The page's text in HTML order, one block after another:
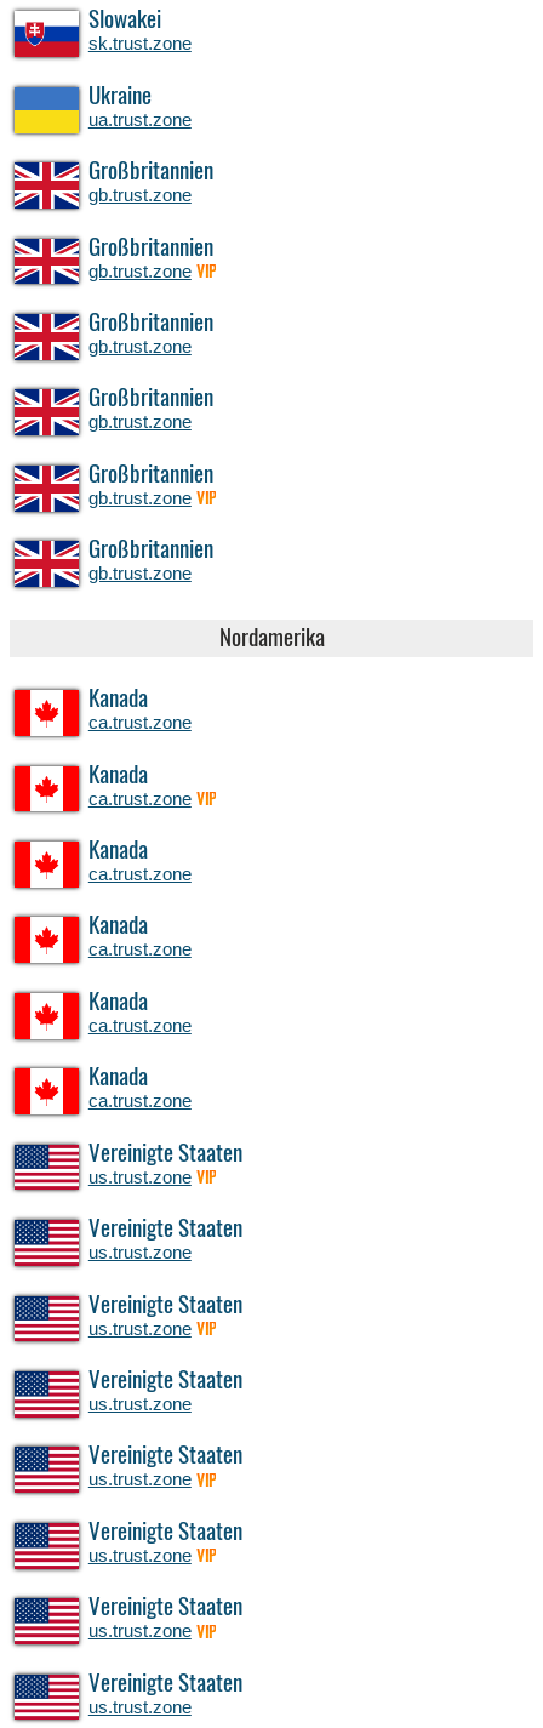
Slowakei
sk.trust.zone
Ukraine
ua.trust.zone
Großbritannien
gb.trust.zone
Großbritannien
gb.trust.zone VIP
Großbritannien
gb.trust.zone
Großbritannien
gb.trust.zone
Großbritannien
gb.trust.zone VIP
Großbritannien
gb.trust.zone
Nordamerika
Kanada
ca.trust.zone
Kanada
ca.trust.zone VIP
Kanada
ca.trust.zone
Kanada
ca.trust.zone
Kanada
ca.trust.zone
Kanada
ca.trust.zone
Vereinigte Staaten
us.trust.zone VIP
Vereinigte Staaten
us.trust.zone
Vereinigte Staaten
us.trust.zone VIP
Vereinigte Staaten
us.trust.zone
Vereinigte Staaten
us.trust.zone VIP
Vereinigte Staaten
us.trust.zone VIP
Vereinigte Staaten
us.trust.zone VIP
Vereinigte Staaten
us.trust.zone